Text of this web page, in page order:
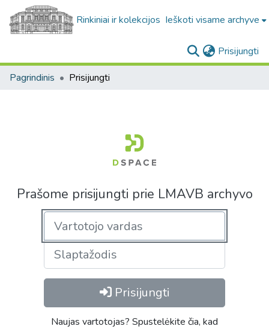
Rinkiniai ir kolekcijos Ieškoti visame archyve
Prisijungti
Pagrindinis Prisijungti
Prašome prisijungti prie LMAVB archyvo
Prisijungti
Naujas vartotojas? Spustelėkite čia, kad